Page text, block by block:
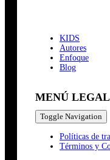
KIDS
Autores
Enfoque
Blog
MENÚ LEGAL
Toggle Navigation
Políticas de
Términos y